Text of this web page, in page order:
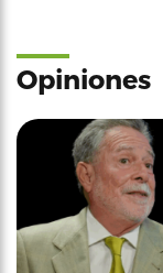
Opiniones